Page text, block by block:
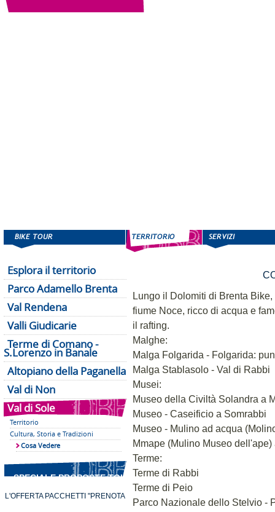
Esplora il territorio
Parco Adamello Brenta
Val Rendena
Valli Giudicarie
Terme di Comano -
S.Lorenzo in Banale
Altopiano della Paganella
Val di Non
Val di Sole
Territorio
Cultura, Storia e Tradizioni
Cosa Vedere
SPECIALE PROPOSTE TOUR
L'OFFERTA PACCHETTI "PRENOTA
Lungo il Dolomiti di Brenta
fiume Noce, ricco di acqua e
il rafting.
Malghe:
Malga Folgarida - Folgarida:
Malga Stablasolo - Val di Rabbi
Musei:
Museo della Civiltà Solandra a
Museo - Caseificio a Somrabbi
Museo - Mulino ad acqua
Mmape (Mulino Museo
Terme:
Terme di Rabbi
Terme di Peio
Parco Nazionale dello Stelvio -